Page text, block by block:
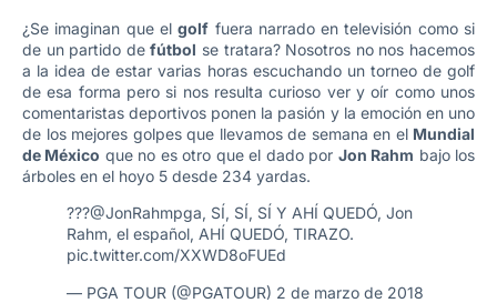
¿Se imaginan que elgolf fuera narrado en televisión como si
de un partido defútbol se tratara? Nosotros no nos hacemos
a la idea de estar varias horas escuchando un torneo de golf
de esa forma pero si nos resulta curioso ver y oír como unos
comentaristas deportivos ponen la pasión y la emoción en uno
de los mejores golpes que llevamos de semana en el Mundial
de México que no es otro que el dado por Jon Rahm bajo los
árboles en el hoyo 5 desde 234 yardas.
???@JonRahmpga, SÍ, SÍ, SÍ Y AHÍ QUEDÓ, Jon
Rahm, el español, AHÍ QUEDÓ, TIRAZO.
pic.twitter.com/XXWD8oFUEd
— PGA TOUR (@PGATOUR) 2 de marzo de 2018